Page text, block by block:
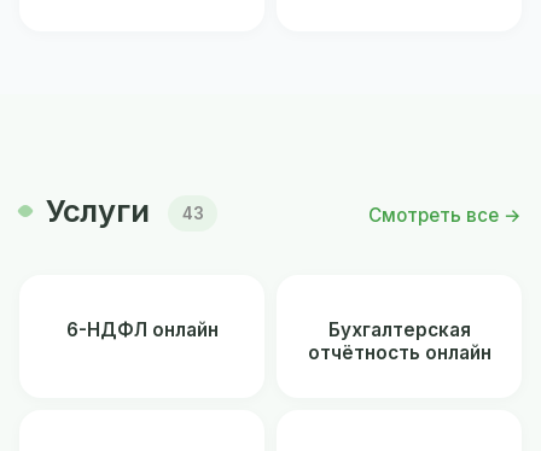
Услуги 43 Смотреть все →
6-НДФЛ онлайн
Бухгалтерская
отчётность онлайн